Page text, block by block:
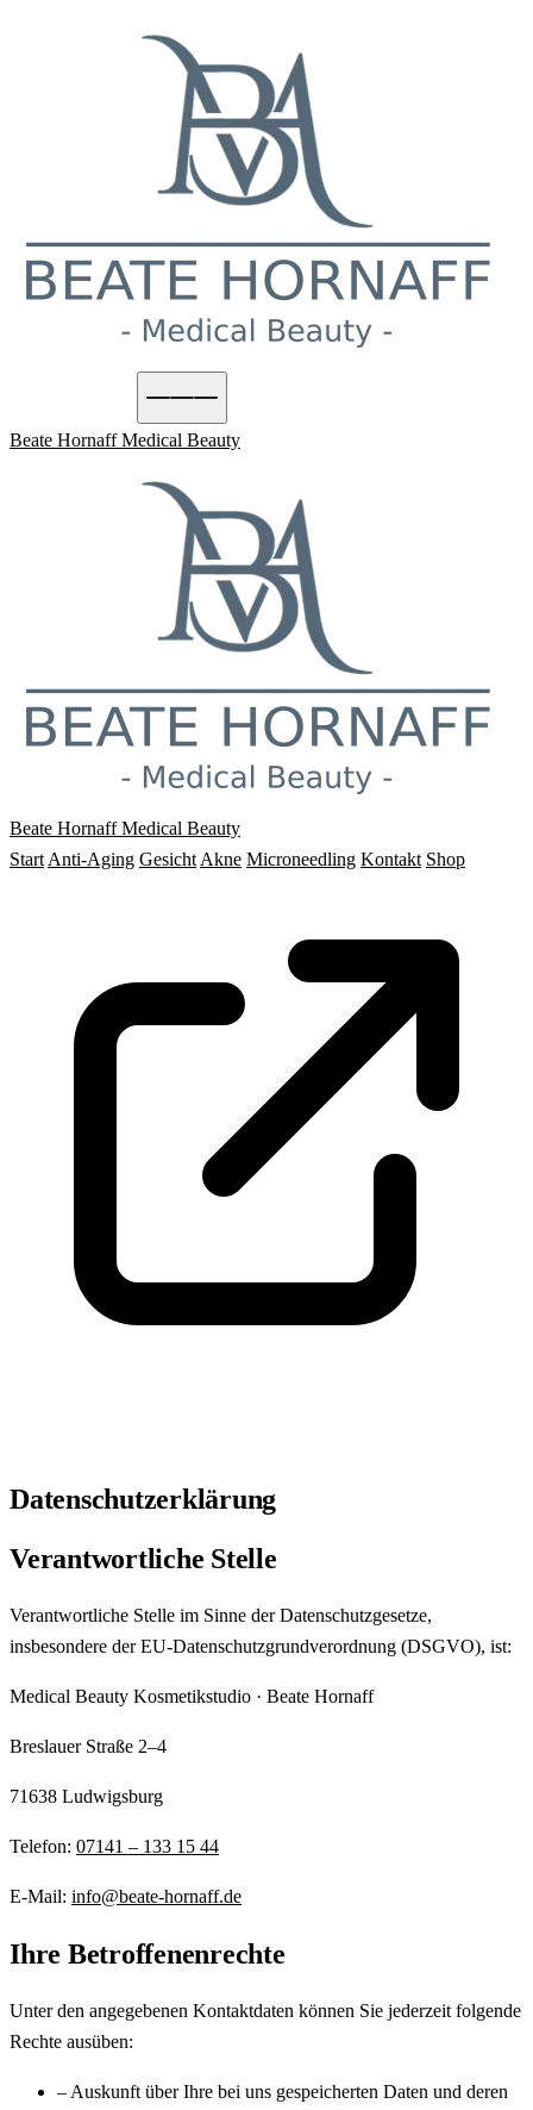
Beate Hornaff Medical Beauty
Beate Hornaff Medical Beauty
Start Anti-Aging Gesicht Akne Microneedling Kontakt Shop
Datenschutzerklärung
Verantwortliche Stelle
Verantwortliche Stelle im Sinne der Datenschutzgesetze,
insbesondere der EU-Datenschutzgrundverordnung (DSGVO), ist:
Medical Beauty Kosmetikstudio · Beate Hornaff
Breslauer Straße 2–4
71638 Ludwigsburg
Telefon: 07141 – 133 15 44
E-Mail: info@beate-hornaff.de
Ihre Betroffenenrechte
Unter den angegebenen Kontaktdaten können Sie jederzeit folgende
Rechte ausüben:
– Auskunft über Ihre bei uns gespeicherten Daten und deren